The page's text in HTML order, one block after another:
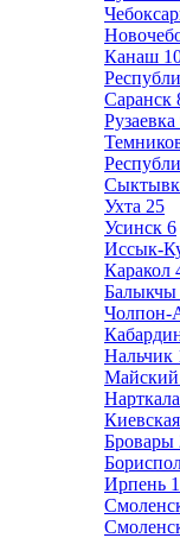
Канаш
Саранск
Рузаевка
Ухта 25
Усинск 6
Иссык-
Каракол
Балыкчы
Чолпон-
Нальчик
Майский
Нарткала
Бровары
Ирпень